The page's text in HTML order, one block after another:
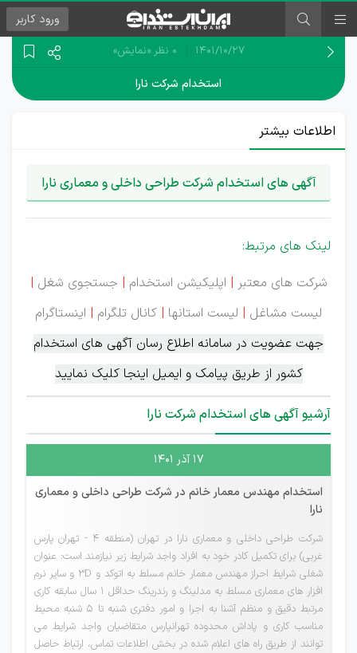
ورود کاربر
۱۴۰۱/۱۰/۲۷ 0 نظر «نمایش»
استخدام شرکت نارا
اطلاعات بیشتر
آگهی های استخدام شرکت طراحی داخلی و معماری نارا
لینک های مرتبط:
شرکت های معتبر | اپلیکیشن استخدام | جستجوی شغل |
لیست مشاغل | لیست استانها | کانال تلگرام | اینستاگرام
جهت عضویت در سامانه اطلاع رسان آگهی های استخدام
کشور از طریق پیامک و ایمیل اینجا کلیک نمایید
آرشیو آگهی های استخدام شرکت نارا
۱۷ آذر ۱۴۰۱
استخدام مهندس معمار خانم در شرکت طراحی داخلی و معماری
نارا
شرکت طراحی داخلی و معماری نارا در تهران (منطقه 4 - تهران پارس
غربی) برای تکمیل کادر خود به افراد واجد شرایط زیر نیازمند است: عنوان
شغلی شرایط احراز مهندس معمار خانم مسلط به اتوکد و 3D و سایر نرم
افزار های معماری مسلط به مدلینگ و رندرینگ حداقل 1 سال سابقه کاری
مرتبط دقیق و منظم آشنا به اجرا و امور دفتری شنبه تا 5 شنبه محیط
مناسب کاری و پاداش محدوده تهرانپارس متقاضیان واجد شرایط می
توانند از طریق راه های اعلام شده در بخش اطلاعات تماس، ارتباط حاصل